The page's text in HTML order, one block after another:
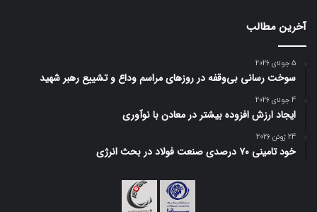
آخرین مطالب
5 جولای 2026
سوخت رسانی بی‌وقفه در روز‌های مراسم وداع و تشییع رهبر شهید
4 جولای 2026
ایجاد ارزش افزوده بیشتر در معادن با نوآوری
24 ژوئن 2026
خود تامینی ۷۰ درصدی صنعت فولاد در بحث انرژی